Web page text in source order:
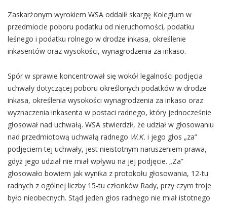
Zaskarżonym wyrokiem WSA oddalił skargę Kolegium w
przedmiocie poboru podatku od nieruchomości, podatku
leśnego i podatku rolnego w drodze inkasa, określenie
inkasentów oraz wysokości, wynagrodzenia za inkaso.
Spór w sprawie koncentrował się wokół legalności podjęcia
uchwały dotyczącej poboru określonych podatków w drodze
inkasa, określenia wysokości wynagrodzenia za inkaso oraz
wyznaczenia inkasenta w postaci radnego, który jednocześnie
głosował nad uchwałą. WSA stwierdził, że udział w głosowaniu
nad przedmiotową uchwałą radnego W.K. i jego głos „za”
podjęciem tej uchwały, jest nieistotnym naruszeniem prawa,
gdyż jego udział nie miał wpływu na jej podjęcie. „Za”
głosowało bowiem jak wynika z protokołu głosowania, 12-tu
radnych z ogólnej liczby 15-tu członków Rady, przy czym troje
było nieobecnych. Stąd jeden głos radnego nie miał istotnego